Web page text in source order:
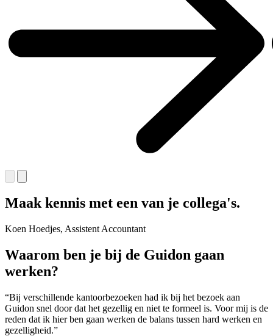
Maak kennis met een van je collega's.
Koen Hoedjes, Assistent Accountant
Waarom ben je bij de Guidon gaan
werken?
“Bij verschillende kantoorbezoeken had ik bij het bezoek aan
Guidon snel door dat het gezellig en niet te formeel is. Voor mij is de
reden dat ik hier ben gaan werken de balans tussen hard werken en
gezelligheid.”